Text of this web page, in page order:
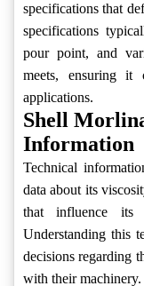
specifications that
specifications
pour point, and
meets, ensuring it
applications.
Shell
Information
Technical
data about its
that influence its
Understanding this
decisions regarding
with their machinery.